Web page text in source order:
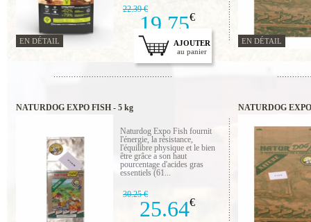
22.39 €
19.75€
AJOUTER
au panier
EN DÉTAIL EN DÉTAIL
NATURDOG EXPO FISH - 5 kg
Naturdog Expo Fish fournit
l'énergie, la résistance,
l'équilibre physique et le bien
être grâce a son haut
pourcentage d'acides gras
essentiels (61...
30.25 €
25.64€
NATURDOG